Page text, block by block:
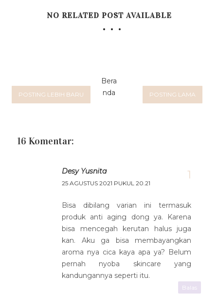
NO RELATED POST AVAILABLE
POSTING LEBIH BARU POSTING LAMA
Bera
nda
16 Komentar:
Desy Yusnita
25 AGUSTUS 2021 PUKUL 20.21
Bisa dibilang varian ini termasuk
produk anti aging dong ya. Karena
bisa mencegah kerutan halus juga
kan. Aku ga bisa membayangkan
aroma nya cica kaya apa ya? Belum
pernah nyoba skincare yang
kandungannya seperti itu.
Balas